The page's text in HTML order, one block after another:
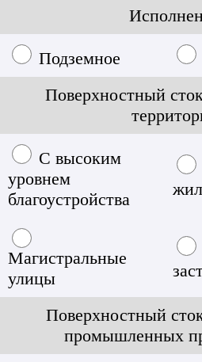
Подземное
Поверхностный
С высоким
уровнем
благоустройства
Магистральные
улицы
Поверхностный
промышленных